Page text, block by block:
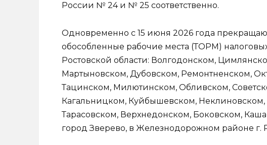
России № 24 и № 25 соответственно.
Одновременно с 15 июня 2026 года
обособленные рабочие места (ТОРМ)
Ростовской области: Волгодонском,
Мартыновском, Дубовском, Ремонтненском,
Тацинском, Милютинском, Обливском,
Кагальницком, Куйбышевском,
Тарасовском, Верхнедонском, Боковском,
город Зверево, в Железнодорожном районе г.